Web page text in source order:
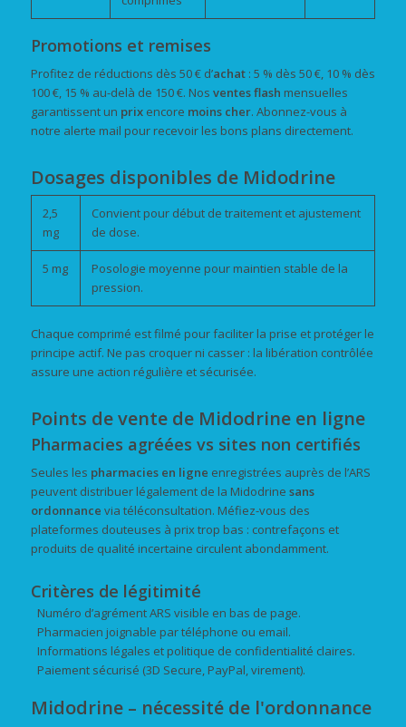
Promotions et remises
Profitez de réductions dès 50 € d’achat: 5 % dès 50 €, 10 % dès
100 €, 15 % au-delà de 150 €. Nos ventes flash mensuelles
garantissent un prixencore moins cher. Abonnez-vous à
notre alerte mail pour recevoir les bons plans directement.
Dosages disponibles de Midodrine
2,5
mg
Convient pour début de traitement et ajustement
de dose.
5 mg
Posologie moyenne pour maintien stable de la
pression.
Chaque comprimé est filmé pour faciliter la prise et protéger le
principe actif. Ne pas croquer ni casser : la libération contrôlée
assure une action régulière et sécurisée.
Points de vente de Midodrine en ligne
Pharmacies agréées vs sites non certifiés
Seules les pharmacies en ligne enregistrées auprès de l’ARS
peuvent distribuer légalement de la Midodrine sans
ordonnance via téléconsultation. Méfiez-vous des
plateformes douteuses à prix trop bas : contrefaçons et
produits de qualité incertaine circulent abondamment.
Critères de légitimité
Numéro d’agrément ARS visible en bas de page.
Pharmacien joignable par téléphone ou email.
Informations légales et politique de confidentialité claires.
Paiement sécurisé (3D Secure, PayPal, virement).
Midodrine – nécessité de l'ordonnance